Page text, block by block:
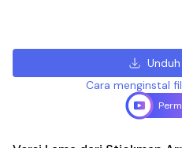
Unduh
Cara menginstal